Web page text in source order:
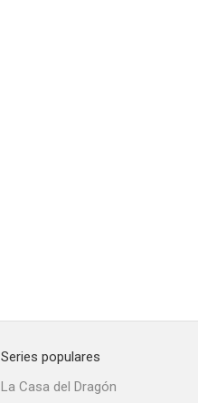
Series populares
La Casa del Dragón